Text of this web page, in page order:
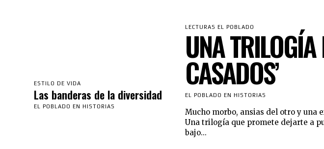
ESTILO DE VIDA
Las banderas de la diversidad
EL POBLADO EN HISTORIAS
LECTURAS EL POBLADO
UNA TRILOGÍA
CASADOS’
EL POBLADO EN HISTORIAS
Mucho morbo, ansias del otro y una
Una trilogía que promete dejarte a
bajo...